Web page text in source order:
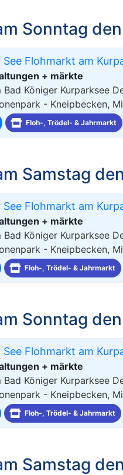
Sonntag
See Flohmarkt am
+ märkte
Bad Königer Kurparksee
- Kneipbecken,
Floh-, Trödel- & Jahrmarkt
Samstag
See Flohmarkt am
+ märkte
Bad Königer Kurparksee
- Kneipbecken,
Floh-, Trödel- & Jahrmarkt
Sonntag
See Flohmarkt am
+ märkte
Bad Königer Kurparksee
- Kneipbecken,
Floh-, Trödel- & Jahrmarkt
Samstag